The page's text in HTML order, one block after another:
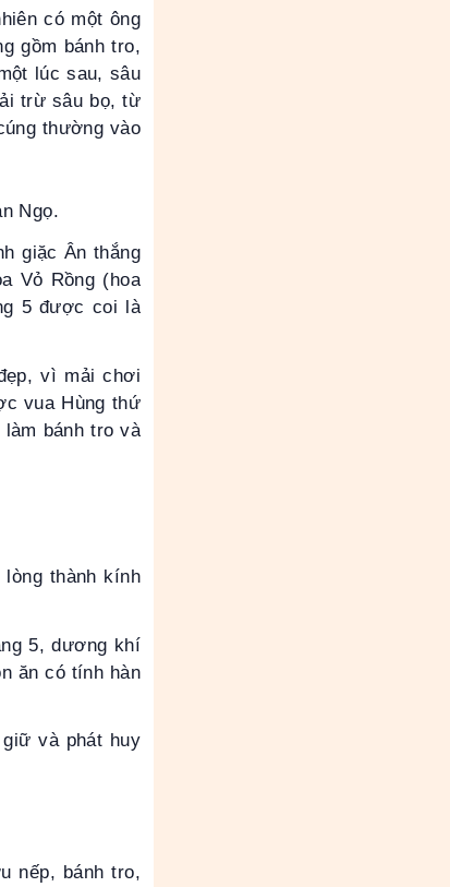
có một ông
gồm bánh tro,
lúc sau, sâu
trừ sâu bọ, từ
thường vào
Ngọ.
giặc Ân thắng
Vỏ Rồng (hoa
5 được coi là
vì mải chơi
vua Hùng thứ
bánh tro và
thành kính
5, dương khí
ăn có tính hàn
và phát huy
nếp, bánh tro,